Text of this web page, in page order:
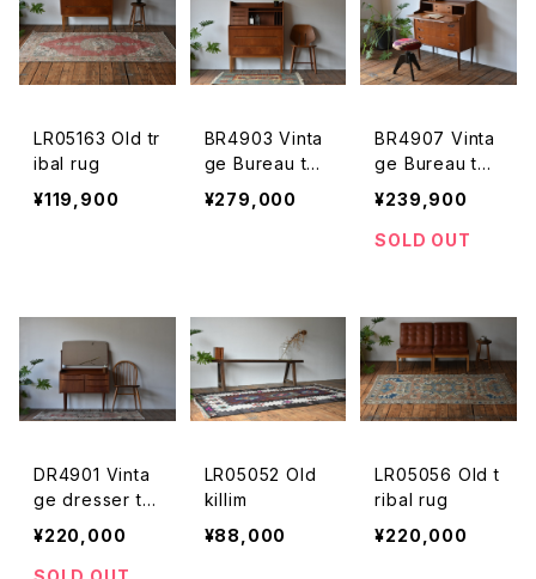
LR05163 Old tr
ibal rug
¥119,900
BR4903 Vinta
ge Bureau tea
k DK
¥279,000
BR4907 Vinta
ge Bureau tea
k DK
¥239,900
SOLD OUT
DR4901 Vinta
ge dresser te
ak DK
¥220,000
LR05052 Old
killim
¥88,000
LR05056 Old t
ribal rug
¥220,000